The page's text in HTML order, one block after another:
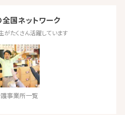
国ネットワーク
がたくさん活躍しています
事業所一覧